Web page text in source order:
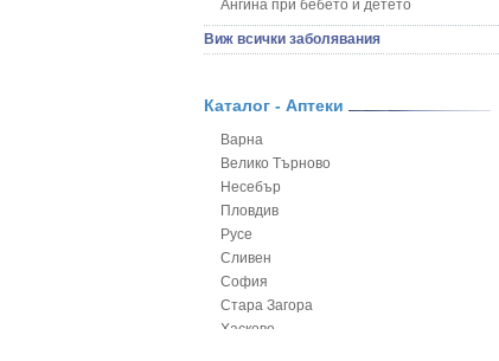
Ангина при бебето и детето
Анемия при бебето и детето
Апетит - пълни деца
Безапетитие при бебето и детето
Бронхит и пневмония при деца
Варицела
Висока температура на бебето и детето
Възпаление на ушите на бебето и детето
Глисти
Грижа за пъпа на новороденото
Грип при бебето и детето
Гърч
Виж всички заболявания
Каталог - Аптеки
Варна
Велико Търново
Несебър
Пловдив
Русе
Сливен
София
Стара Загора
Хасково